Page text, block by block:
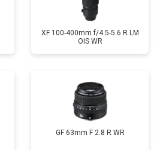
XF 100-400mm f/4.5-5.6 R LM
OIS WR
GF 63mm F 2.8 R WR